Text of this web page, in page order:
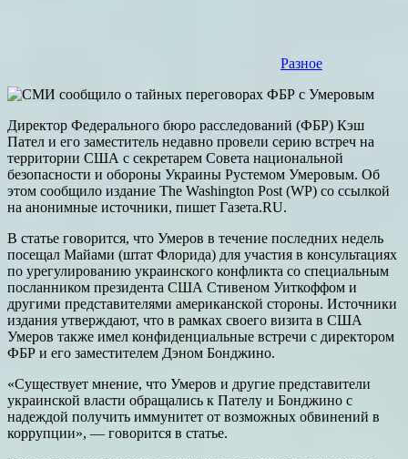
Разное
Директор Федерального бюро расследований (ФБР) Кэш
Пател и его заместитель недавно провели серию встреч на
территории США с секретарем Совета национальной
безопасности и обороны Украины Рустемом Умеровым. Об
этом сообщило издание The Washington Post (WP) со ссылкой
на анонимные источники, пишет Газета.RU.
В статье говорится, что Умеров в течение последних недель
посещал Майами (штат Флорида) для участия в консультациях
по урегулированию украинского конфликта со специальным
посланником президента США Стивеном Уиткоффом и
другими представителями американской стороны. Источники
издания утверждают, что в рамках своего визита в США
Умеров также имел конфиденциальные встречи с директором
ФБР и его заместителем Дэном Бонджино.
«Существует мнение, что Умеров и другие представители
украинской власти обращались к Пателу и Бонджино с
надеждой получить иммунитет от возможных обвинений в
коррупции», — говорится в статье.